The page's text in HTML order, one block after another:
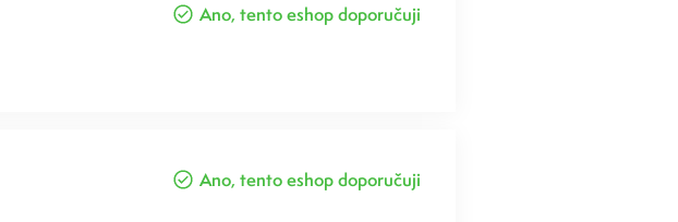
Ano, tento eshop doporučuji
Ano, tento eshop doporučuji